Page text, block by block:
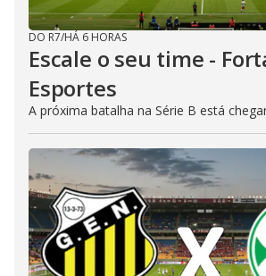
DO R7/HÁ 6 HORAS
Escale o seu time -
Esportes
A próxima batalha na Série B está